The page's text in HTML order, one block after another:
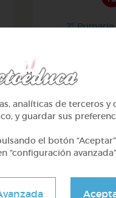
2º Primaria
analíticas de terceros y
y guardar sus
el botón
“configuración